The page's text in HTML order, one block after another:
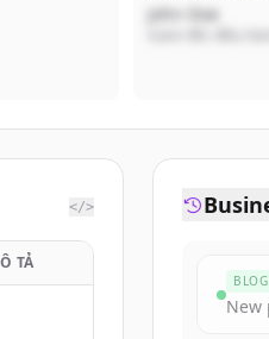
John Doe
</>
TẢ
BLOG
New